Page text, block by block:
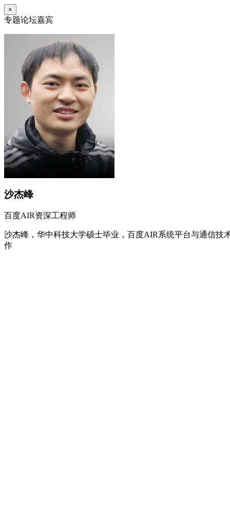
×
专题论坛嘉宾
沙杰峰
百度AIR资深工程师
沙杰峰，华中科技大学硕士毕业，百度AIR系统平台与通信
作